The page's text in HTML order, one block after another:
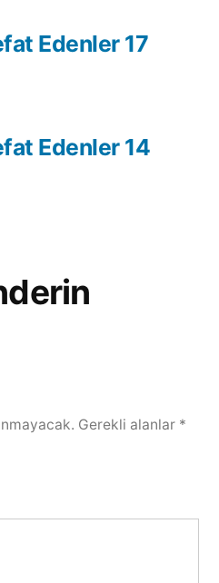
Edenler 14
Edenler 17
Gerekli alanlar *